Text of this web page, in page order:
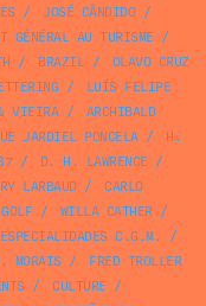
/ JOSÉ CÂNDIDO/
GÉNÉRAL AU TURISME /
/ BRAZIL/
OLAVO CRUZ
/
LUÍS FELIPE
VIEIRA/
ARCHIBALD
JARDIEL PONCELA/
H.
/ D. H. LAWRENCE /
LARBAUD/
CARLO
GOLF / WILLA CATHER/
ESPECIALIDADES C.G.M. /
MORAIS /
FRED TROLLER
/ CULTURE /